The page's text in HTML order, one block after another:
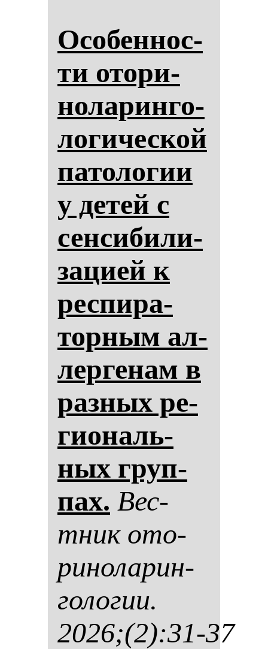
Осо­бен­нос­
ти ото­ри­
но­ла­рин­го­
ло­ги­чес­кой
па­то­ло­гии
у де­тей с
сен­си­би­ли­
за­ци­ей к
рес­пи­ра­
тор­ным ал­
лер­ге­нам в
раз­ных ре­
ги­ональ­
ных груп­
пах. Вес­
тник ото­
ри­но­ла­рин­
го­ло­гии.
2026;(2):31-37